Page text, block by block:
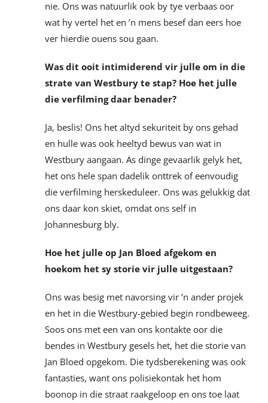
nie. Ons was natuurlik ook by tye verbaas oor
wat hy vertel het en ’n mens besef dan eers hoe
ver hierdie ouens sou gaan.
Was dit ooit intimiderend vir julle om in die
strate van Westbury te stap? Hoe het julle
die verfilming daar benader?
Ja, beslis! Ons het altyd sekuriteit by ons gehad
en hulle was ook heeltyd bewus van wat in
Westbury aangaan. As dinge gevaarlik gelyk het,
het ons hele span dadelik onttrek of eenvoudig
die verfilming herskeduleer. Ons was gelukkig dat
ons daar kon skiet, omdat ons self in
Johannesburg bly.
Hoe het julle op Jan Bloed afgekom en
hoekom het sy storie vir julle uitgestaan?
Ons was besig met navorsing vir ’n ander projek
en het in die Westbury-gebied begin rondbeweeg.
Soos ons met een van ons kontakte oor die
bendes in Westbury gesels het, het die storie van
Jan Bloed opgekom. Die tydsberekening was ook
fantasties, want ons polisiekontak het hom
boonop in die straat raakgeloop en ons toe laat